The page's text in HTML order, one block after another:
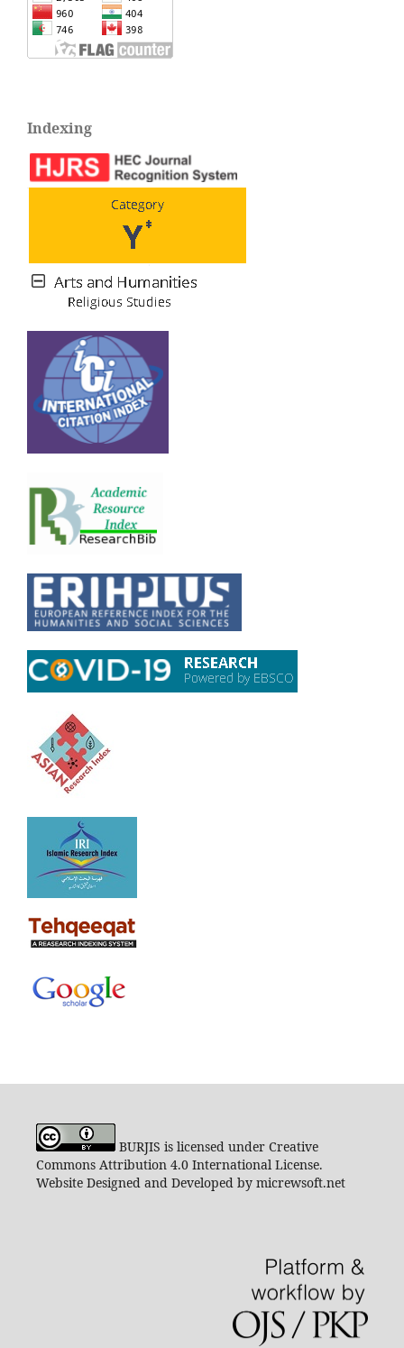
Indexing
BURJIS is licensed under Creative
Commons Attribution 4.0 International License.
Website Designed and Developed by micrewsoft.net